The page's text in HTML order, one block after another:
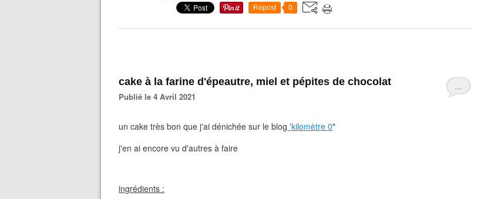
Repost 0
…
cake à la farine d'épeautre, miel et pépites de chocolat
Publié le 4 Avril 2021
un cake très bon que j'ai dénichée sur le blog 'kilomètre 0"
j'en ai encore vu d'autres à faire
ingrédients :